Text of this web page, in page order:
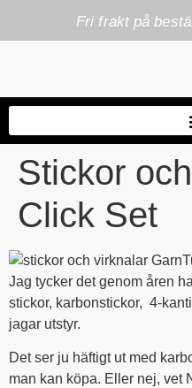
Fri frakt på
Stickor
Click Set
Jag tycker det genom åren
stickor, karbonstickor, 4-
jagar utstyr.
Det ser ju häftigt ut med
man kan köpa. Eller nej, vet